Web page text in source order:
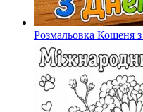
Розмальовка Кошеня